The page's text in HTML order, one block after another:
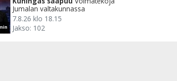
Jumalan valtakunnassa
7.8.26 klo 18.15
Jakso: 102